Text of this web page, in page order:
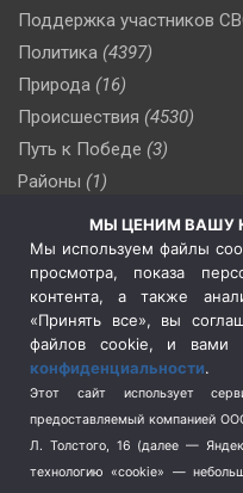
Поддержка участников
Политика (4397)
Природа (16)
Происшествия (4530)
Путь к Победе (3)
Районы (1)
(510)
Сельское хозяйство (3)
Социальная политика
(3)
Спецоперация в Украине
Спецоперация на Украине
Спорт (740)
Терроризм (1)
Транспорт (262)
МЫ ЦЕНИМ ВАШУ
Мы используем файлы
просмотра, показа
контента, а также
«Принять все», вы
файлов cookie, и вами
конфиденциальности.
Этот сайт использует
предоставляемый компанией
Л. Толстого, 16 (далее —
технологию «cookie» —